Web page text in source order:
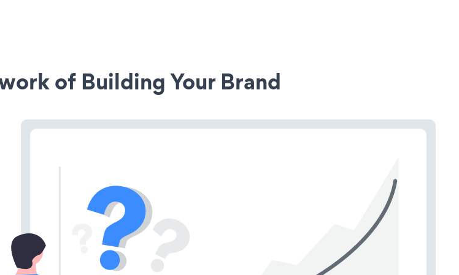
of Building Your Brand